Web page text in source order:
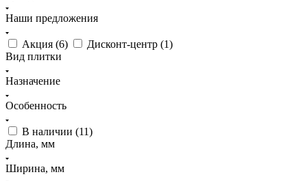
Наши предложения
Акция (6) Дисконт-центр (1)
Вид плитки
Назначение
Особенность
В наличии (11)
Длина, мм
Ширина, мм